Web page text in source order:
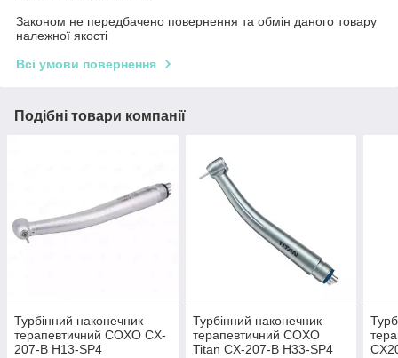
Законом не передбачено повернення та обмін даного товару
належної якості
Всі умови повернення
Подібні товари компанії
Турбінний наконечник
терапевтичний COXO CX-
207-B H13-SP4
Турбінний наконечник
терапевтичний COXO
Titan CX-207-B H33-SP4